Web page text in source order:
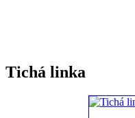
Tichá linka